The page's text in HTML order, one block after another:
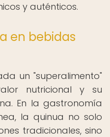
y auténticos.
en bebidas
un "superalimento"
nutricional y su
En la gastronomía
la quinua no solo
tradicionales, sino